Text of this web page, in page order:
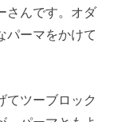
さんです。オダ
パーマをかけて
てツーブロック